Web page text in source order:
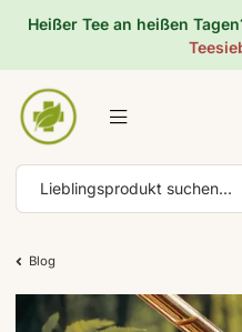
Heißer Tee an heißen
Blog